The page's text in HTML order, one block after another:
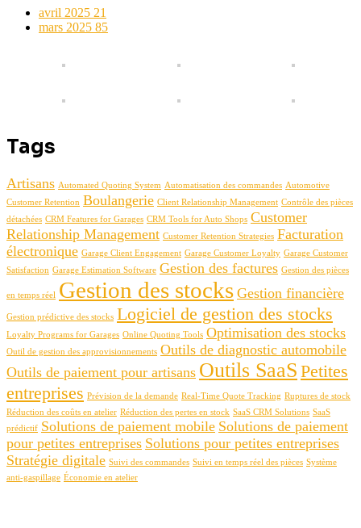
avril 2025 21
mars 2025 85
Tags
Artisans Automated Quoting System Automatisation des commandes Automotive
Customer Retention Boulangerie Client Relationship Management Contrôle des pièces
détachées CRM Features for Garages CRM Tools for Auto Shops Customer
Relationship Management Customer Retention Strategies Facturation
électronique Garage Client Engagement Garage Customer Loyalty Garage Customer
Satisfaction Garage Estimation Software Gestion des factures Gestion des pièces
en temps réel Gestion des stocks Gestion financière
Gestion prédictive des stocks Logiciel de gestion des stocks
Loyalty Programs for Garages Online Quoting Tools Optimisation des stocks
Outil de gestion des approvisionnements Outils de diagnostic automobile
Outils de paiement pour artisans Outils SaaS Petites
entreprises Prévision de la demande Real-Time Quote Tracking Ruptures de stock
Réduction des coûts en atelier Réduction des pertes en stock SaaS CRM Solutions SaaS
prédictif Solutions de paiement mobile Solutions de paiement
pour petites entreprises Solutions pour petites entreprises
Stratégie digitale Suivi des commandes Suivi en temps réel des pièces Système
anti-gaspillage Économie en atelier